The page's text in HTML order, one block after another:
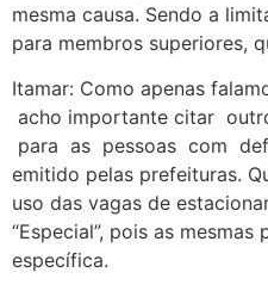
mesma causa. Sendo a
para membros superiores,
Itamar: Como apenas
acho importante citar
para as pessoas com
emitido pelas prefeituras.
uso das vagas de
“Especial”, pois as
específica.